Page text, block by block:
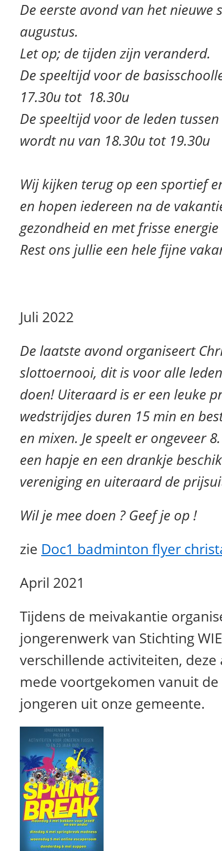
De eerste avond van het nieuwe
augustus.
Let op; de tijden zijn veranderd.
De speeltijd voor de
17.30u tot 18.30u
De speeltijd voor de leden
wordt nu van 18.30u tot 19.30u
Wij kijken terug op een sportief
en hopen iedereen na de
gezondheid en met frisse
Rest ons jullie een hele fijne
Juli 2022
De laatste avond organiseert
slottoernooi, dit is voor alle
doen! Uiteraard is er een leuke
wedstrijdjes duren 15 min en
en mixen. Je speelt er ongeveer
een hapje en een drankje
vereniging en uiteraard de
Wil je mee doen ? Geef je op !
zie Doc1 badminton flyer
April 2021
Tijdens de meivakantie
jongerenwerk van Stichting
verschillende activiteiten,
mede voortgekomen vanuit de
jongeren uit onze gemeente.